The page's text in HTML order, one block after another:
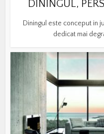
DININGUL,
Diningul este conceput in
dedicat mai